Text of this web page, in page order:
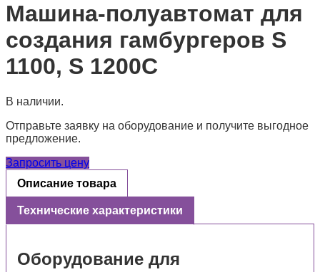
Машина-полуавтомат для
создания гамбургеров S
1100, S 1200C
В наличии.
Отправьте заявку на оборудование и получите выгодное
предложение.
Запросить цену
Описание товара
Технические характеристики
Оборудование для